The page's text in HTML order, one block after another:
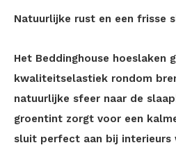
Natuurlijke rust en een frisse
Het Beddinghouse hoeslaken
kwaliteitselastiek rondom
natuurlijke sfeer naar de
groentint zorgt voor een
sluit perfect aan bij